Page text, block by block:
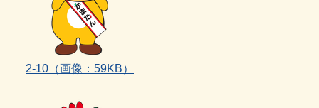
2‐10（画像：59KB）